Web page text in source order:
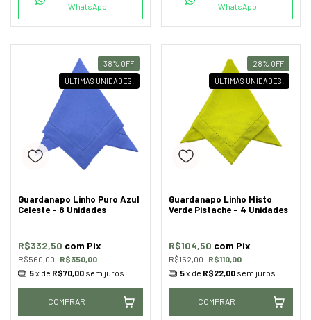
WhatsApp
WhatsApp
38% OFF
ÚLTIMAS UNIDADES!
Guardanapo Linho Puro Azul
Celeste - 8 Unidades
R$560,00 R$350,00
R$332,50 com Pix
5x de R$70,00 sem juros
COMPRAR
28% OFF
ÚLTIMAS UNIDADES!
Guardanapo Linho Misto
Verde Pistache - 4 Unidades
R$152,00 R$110,00
R$104,50 com Pix
5x de R$22,00 sem juros
COMPRAR